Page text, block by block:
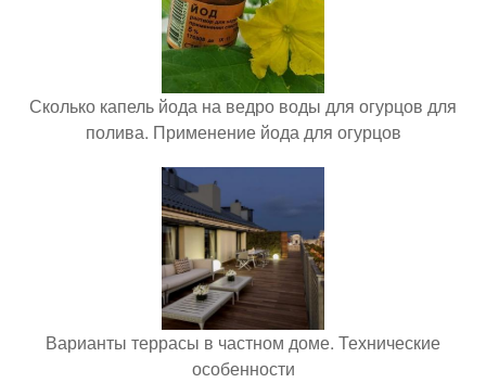
Сколько капель йода на ведро воды для огурцов для
полива. Применение йода для огурцов
Варианты террасы в частном доме. Технические
особенности